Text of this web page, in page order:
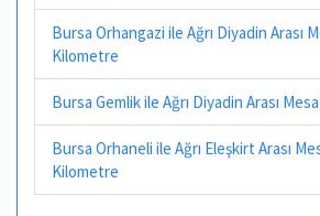
Bursa Orhangazi ile Ağrı Diyadin Arası
Kilometre
Bursa Gemlik ile Ağrı Diyadin Arası
Bursa Orhaneli ile Ağrı Eleşkirt Arası
Kilometre